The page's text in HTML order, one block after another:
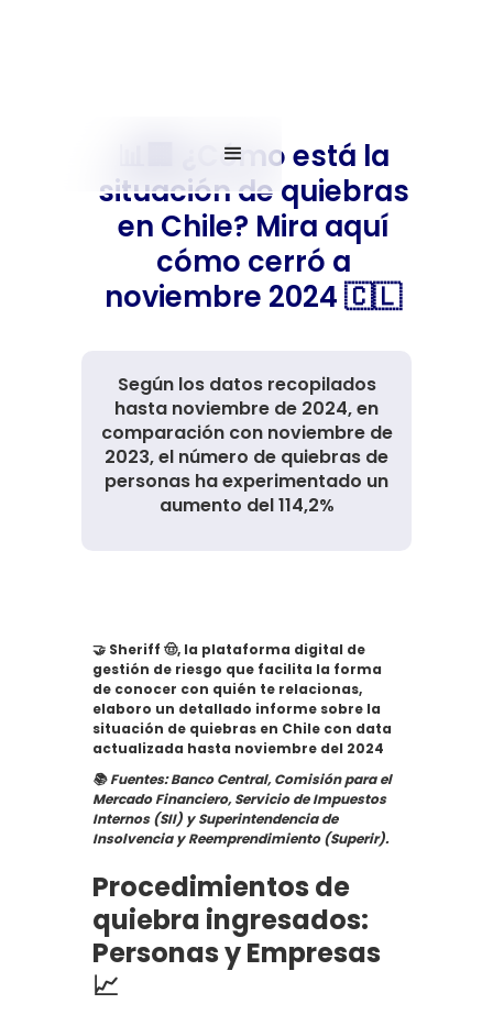
📊🏢 ¿Cómo está la
situación de quiebras
en Chile? Mira aquí
cómo cerró a
noviembre 2024 🇨🇱
Según los datos recopilados
hasta noviembre de 2024, en
comparación con noviembre de
2023, el número de quiebras de
personas ha experimentado un
aumento del 114,2%
🤝 Sheriff 🤠, la plataforma digital de
gestión de riesgo que facilita la forma
de conocer con quién te relacionas,
elaboro un detallado informe sobre la
situación de quiebras en Chile con data
actualizada hasta noviembre del 2024
📚 Fuentes: Banco Central, Comisión para el
Mercado Financiero, Servicio de Impuestos
Internos (SII) y Superintendencia de
Insolvencia y Reemprendimiento (Superir).
Procedimientos de
quiebra ingresados:
Personas y Empresas
📈